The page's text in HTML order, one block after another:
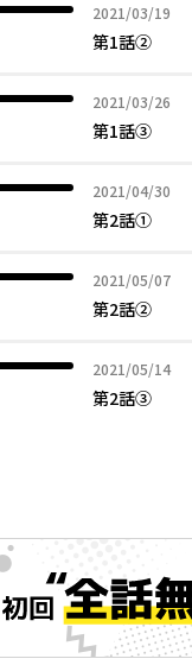
2021/03/19
2021年03月19日
第1話②
2021/03/26
2021年03月26日
第1話③
2021/04/30
2021年04月30日
第2話①
2021/05/07
2021年05月07日
第2話②
2021/05/14
2021年05月14日
第2話③